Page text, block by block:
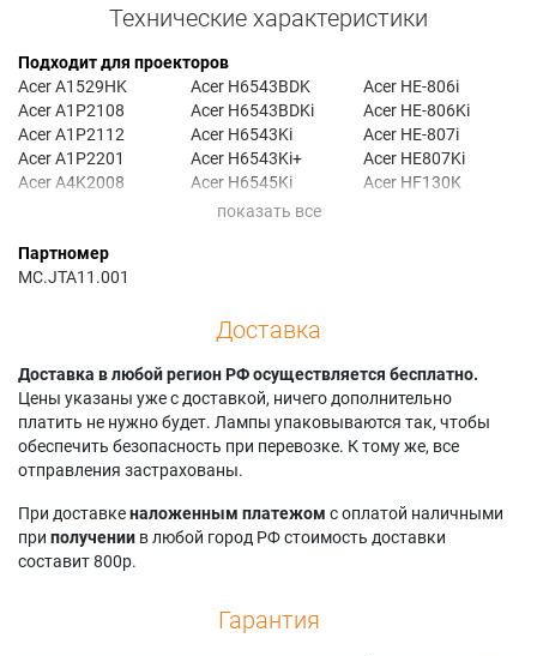
Технические характеристики
Подходит для проекторов
Acer A1529HK
Acer A1P2108
Acer A1P2112
Acer A1P2201
Acer A4K2008
Acer E356Di
Acer E356DKi
Acer E8615
Acer E8630
Acer EF565Ki
Acer EV-F60Ki
Acer GM526i
Acer GM527i
Acer GM527Ki
Acer GM835
Acer H6543BDK
Acer H6543BDKi
Acer H6543Ki
Acer H6543Ki+
Acer H6545Ki
Acer H6547BDK+
Acer H6815
Acer H6815A
Acer H6815ABD
Acer H6815BD
Acer H6815BD+
Acer H6822BD
Acer H6830BD
Acer H6830BD+
Acer HE-4K15
Acer HE-4K30
Acer HE-806i
Acer HE-806Ki
Acer HE-807i
Acer HE807Ki
Acer HF130K
Acer PE-U52i
Acer PEU52Ki
Acer PR627i
Acer PR627Ki
Acer VH-427Ki
Acer VH-736
Партномер
MC.JTA11.001
Доставка
Доставка в любой регион РФ осуществляется бесплатно.
Цены указаны уже с доставкой, ничего дополнительно
платить не нужно будет. Лампы упаковываются так, чтобы
обеспечить безопасность при перевозке. К тому же, все
отправления застрахованы.
При доставкеналоженным платежом с оплатой наличными
при получении в любой город РФ стоимость доставки
составит 800р.
Гарантия